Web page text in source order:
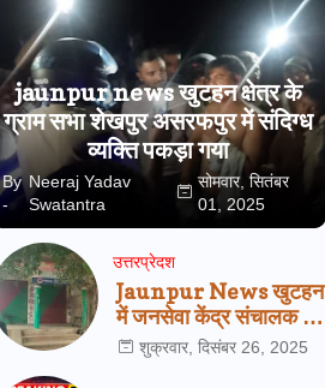
jaunpur news खुटहन क्षेत्र के
ग्राम सभा शेखपुर असरफपुर में संदिग्ध
व्यक्ति पकड़ा गया
By
-
Neeraj Yadav
Swatantra
सोमवार, सितंबर
01, 2025
उत्तरप्रेदश
Jaunpur News खुटहन
में जनसेवा केंद्र संचालक की
हत्या से हड़कंप, पुलिस जांच
शुक्रवार, दिसंबर 26, 2025